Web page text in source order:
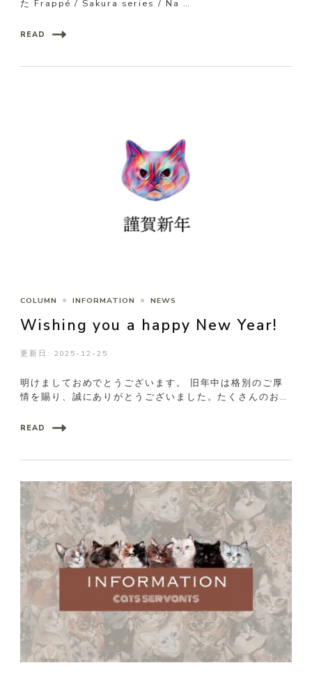
た Frappé / Sakura series / Na …
READ
COLUMN INFORMATION NEWS
Wishing you a happy New Year!
更新日: 2025-12-25
明けましておめでとうございます。 旧年中は格別のご厚
情を賜り、誠にありがとうございました。たくさんのお客
READ